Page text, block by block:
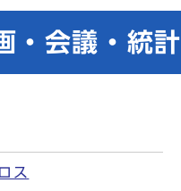
・会議・統計
ス